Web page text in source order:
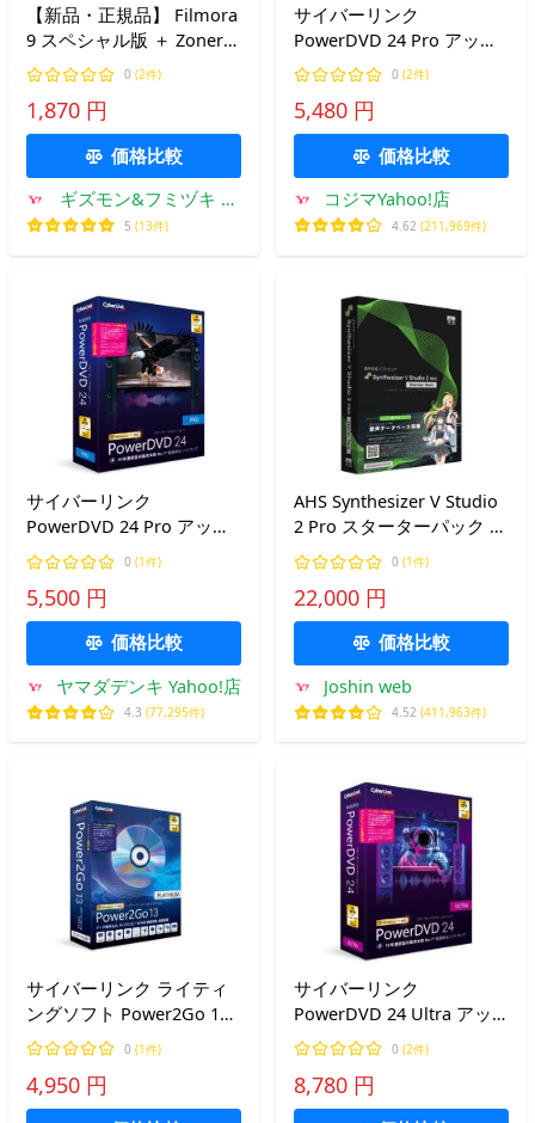
【新品・正規品】 Filmora
9 スペシャル版 ＋ Zoner
PhotoStudio X セット｜動
画編集＆写真編集をこれ1
つで｜初心者にもおすすめ
の編集ソフト
0 (2件)
1,870 円
価格比較
ギズモン&フミヅキ ヤ
フーショップ
5 (13件)
サイバーリンク
PowerDVD 24 Pro アップ
グレード ＆ 乗換え版
DVD24PROSG001
0 (2件)
5,480 円
価格比較
コジマYahoo!店
4.62 (211,969件)
サイバーリンク
PowerDVD 24 Pro アップ
グレード &amp; 乗換え版
DVD24PROSG-001
0 (1件)
5,500 円
価格比較
ヤマダデンキ Yahoo!店
4.3 (77,295件)
AHS Synthesizer V Studio
2 Pro スターターパック ※
パッケージ版 シンセVスタ
ジオ2PROST-HD 返品種別
B
0 (1件)
22,000 円
価格比較
Joshin web
4.52 (411,963件)
サイバーリンク ライティ
ングソフト Power2Go 13
Platinum（アップグレー
ド＆乗換え版）
0 (1件)
4,950 円
サイバーリンク
PowerDVD 24 Ultra アッ
プグレード ＆ 乗換え版
DVD24ULTSG001
0 (2件)
8,780 円